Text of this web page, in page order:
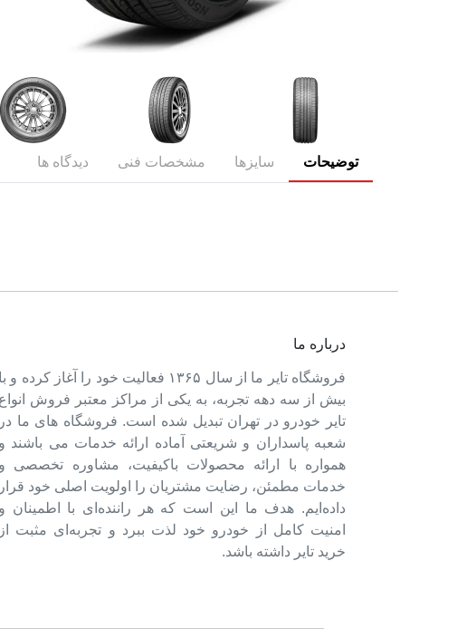
توضیحات سایزها مشخصات فنی دیدگاه ها
درباره ما
فروشگاه تایر ما از سال ۱۳۶۵ فعالیت خود را آغاز کرده و با
بیش از سه دهه تجربه، به یکی از مراکز معتبر فروش انواع
تایر خودرو در تهران تبدیل شده است. فروشگاه های ما در
شعبه پاسداران و شریعتی آماده ارائه خدمات می باشند و
همواره با ارائه محصولات باکیفیت، مشاوره تخصصی و
خدمات مطمئن، رضایت مشتریان را اولویت اصلی خود قرار
داده‌ایم. هدف ما این است که هر راننده‌ای با اطمینان و
امنیت کامل از خودرو خود لذت ببرد و تجربه‌ای مثبت از
خرید تایر داشته باشد.